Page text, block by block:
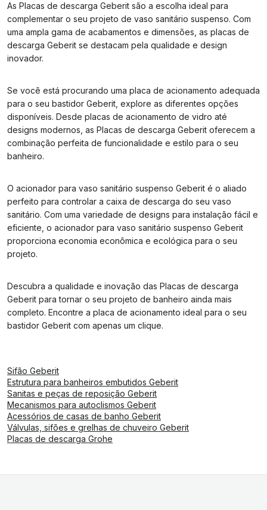
As Placas de descarga Geberit são a escolha ideal para
complementar o seu projeto de vaso sanitário suspenso. Com
uma ampla gama de acabamentos e dimensões, as placas de
descarga Geberit se destacam pela qualidade e design
inovador.
Se você está procurando uma placa de acionamento adequada
para o seu bastidor Geberit, explore as diferentes opções
disponíveis. Desde placas de acionamento de vidro até
designs modernos, as Placas de descarga Geberit oferecem a
combinação perfeita de funcionalidade e estilo para o seu
banheiro.
O acionador para vaso sanitário suspenso Geberit é o aliado
perfeito para controlar a caixa de descarga do seu vaso
sanitário. Com uma variedade de designs para instalação fácil e
eficiente, o acionador para vaso sanitário suspenso Geberit
proporciona economia econômica e ecológica para o seu
projeto.
Descubra a qualidade e inovação das Placas de descarga
Geberit para tornar o seu projeto de banheiro ainda mais
completo. Encontre a placa de acionamento ideal para o seu
bastidor Geberit com apenas um clique.
Sifão Geberit
Estrutura para banheiros embutidos Geberit
Sanitas e peças de reposição Geberit
Mecanismos para autoclismos Geberit
Acessórios de casas de banho Geberit
Válvulas, sifões e grelhas de chuveiro Geberit
Placas de descarga Grohe